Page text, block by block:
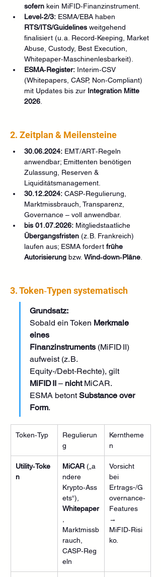
sofern kein MiFID‑Finanzinstrument.
Level‑2/3: ESMA/EBA haben
RTS/ITS/Guidelines weitgehend
finalisiert (u. a. Record‑Keeping, Market
Abuse, Custody, Best Execution,
Whitepaper‑Maschinenlesbarkeit).
ESMA‑Register: Interim‑CSV
(Whitepapers, CASP, Non‑Compliant)
mit Updates bis zur Integration Mitte
2026
2. Zeitplan & Meilensteine
30.06.2024: EMT/ART‑Regeln
anwendbar; Emittenten benötigen
Zulassung, Reserven &
Liquiditätsmanagement.
30.12.2024: CASP‑Regulierung,
Marktmissbrauch, Transparenz,
Governance – voll anwendbar.
bis 01.07.2026: Mitgliedstaatliche
Übergangsfristen (z. B. Frankreich)
laufen aus; ESMA fordert frühe
Autorisierung bzw. Wind‑down‑Pläne
3. Token‑Typen systematisch
Grundsatz:
Sobald ein Token Merkmale
eines
Finanzinstruments (MiFID II)
aufweist (z. B.
Equity‑/Debt‑Rechte), gilt
MiFID II – nicht MiCAR.
ESMA betont Substance over
Form.
Token‑Typ
Regulierun
g
Kerntheme
n
Utility‑Toke
n
MiCAR („a
ndere
Krypto‑Ass
ets“),
Whitepaper
Marktmissb
rauch,
CASP‑Reg
eln
Vorsicht
bei
Ertrags-/G
overnance‑
Features
→
MiFID‑Risi
ko.